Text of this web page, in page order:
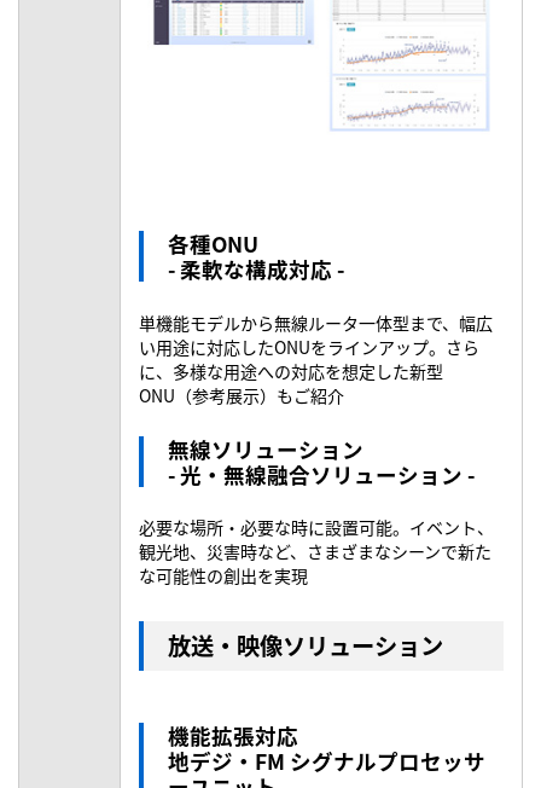
各種ONU
- 柔軟な構成対応 -
単機能モデルから無線ルータ一体型まで、幅広
い用途に対応したONUをラインアップ。さら
に、多様な用途への対応を想定した新型
ONU（参考展示）もご紹介
無線ソリューション
- 光・無線融合ソリューション -
必要な場所・必要な時に設置可能。イベント、
観光地、災害時など、さまざまなシーンで新た
な可能性の創出を実現
放送・映像ソリューション
機能拡張対応
地デジ・FM シグナルプロセッサ